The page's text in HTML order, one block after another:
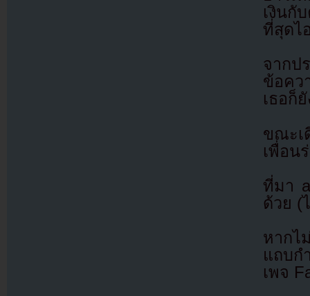
เงินกั
ที่สุดไ
จากป
ข้อคว
เธอก็
ขณะเ
เพื่อน
ที่มา
ด้วย (
หากไ
แถบก
เพจ